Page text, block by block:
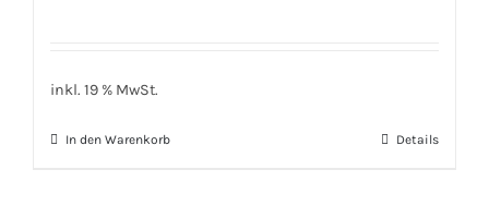
inkl. 19 % MwSt.
In den Warenkorb Details